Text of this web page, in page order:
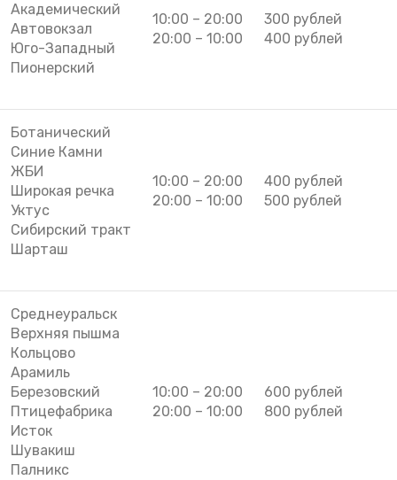
Академический
Автовокзал
Юго-Западный
Пионерский
10:00 – 20:00
20:00 – 10:00
300 рублей
400 рублей
Ботанический
Синие Камни
ЖБИ
Широкая речка
Уктус
Сибирский тракт
Шарташ
10:00 – 20:00
20:00 – 10:00
400 рублей
500 рублей
Среднеуральск
Верхняя пышма
Кольцово
Арамиль
Березовский
Птицефабрика
Исток
Шувакиш
Палникс
10:00 – 20:00
20:00 – 10:00
600 рублей
800 рублей